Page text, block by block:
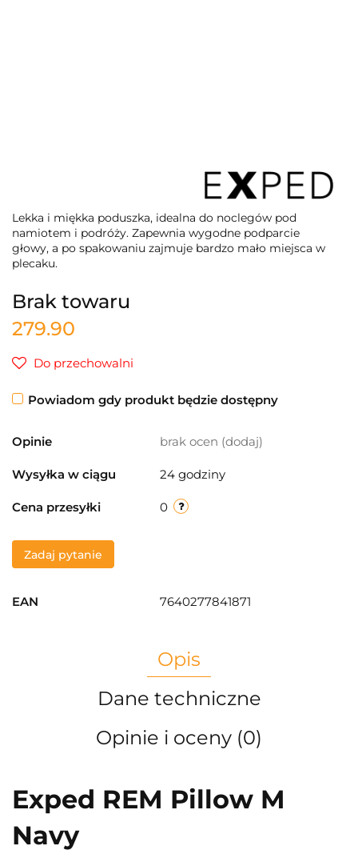
Lekka i miękka poduszka, idealna do noclegów pod
namiotem i podróży. Zapewnia wygodne podparcie
głowy, a po spakowaniu zajmuje bardzo mało miejsca w
plecaku.
Brak towaru
279.90
Do przechowalni
Powiadom gdy produkt będzie dostępny
Opinie brak ocen (dodaj)
Wysyłka w ciągu 24 godziny
Cena przesyłki 0
Zadaj pytanie
EAN 7640277841871
Opis
Dane techniczne
Opinie i oceny (0)
Exped REM Pillow M
Navy